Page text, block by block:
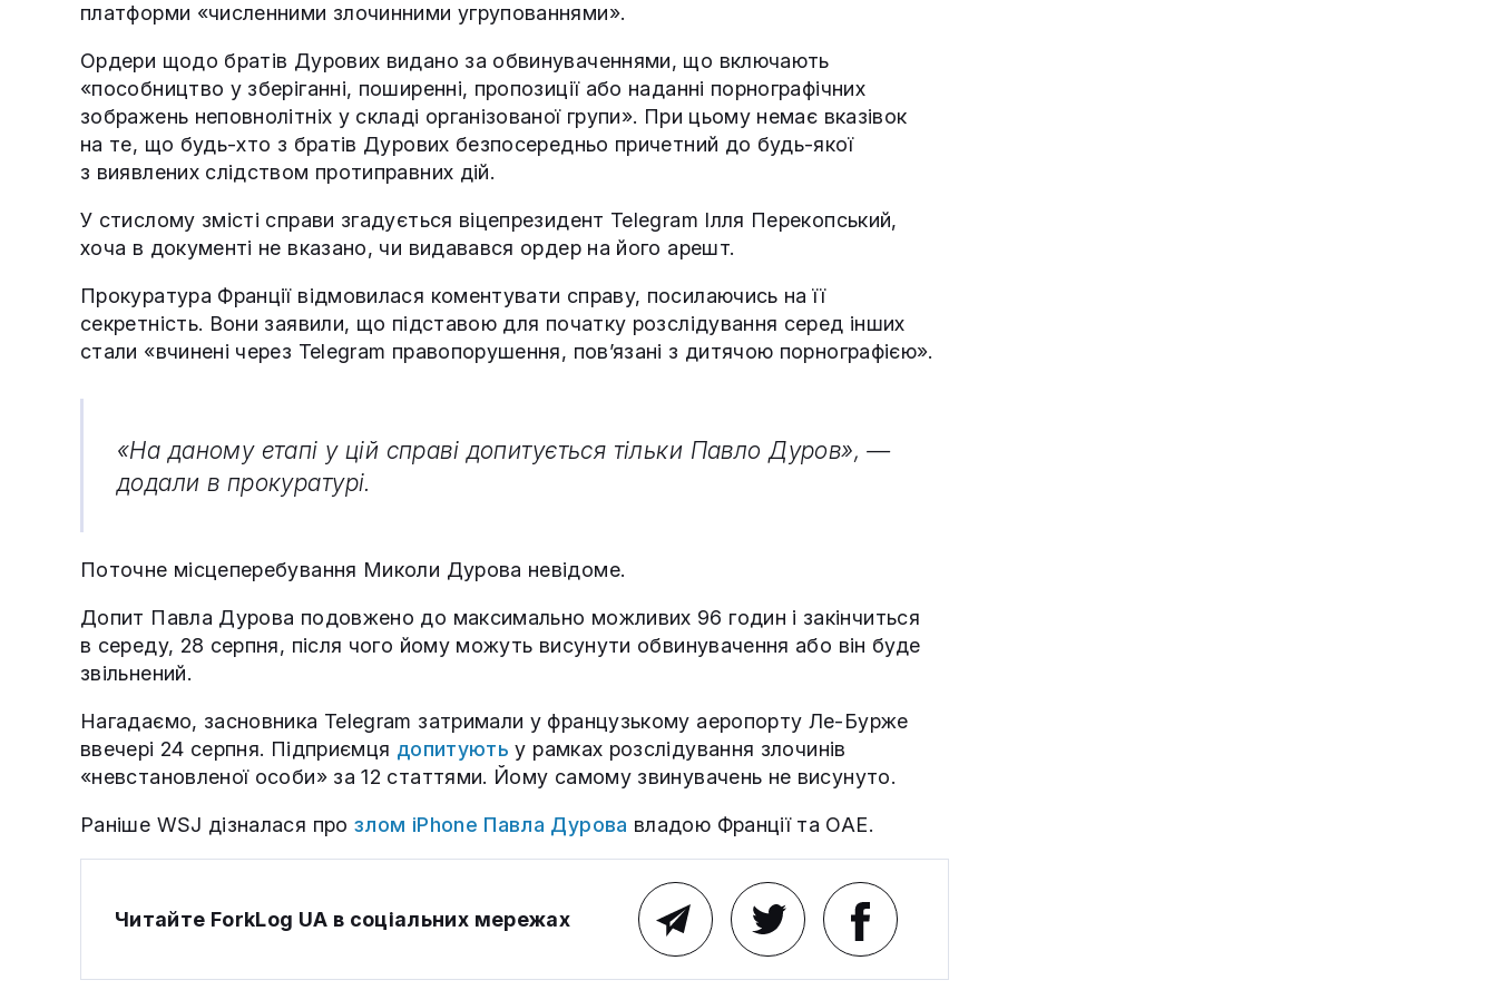
платформи «численними злочинними угрупованнями».
Ордери щодо братів Дурових видано за обвинуваченнями, що включають
«пособництво у зберіганні, поширенні, пропозиції або наданні порнографічних
зображень неповнолітніх у складі організованої групи». При цьому немає вказівок
на те, що будь-хто з братів Дурових безпосередньо причетний до будь-якої
з виявлених слідством протиправних дій.
У стислому змісті справи згадується віцепрезидент Telegram Ілля Перекопський,
хоча в документі не вказано, чи видавався ордер на його арешт.
Прокуратура Франції відмовилася коментувати справу, посилаючись на її
секретність. Вони заявили, що підставою для початку розслідування серед інших
стали «вчинені через Telegram правопорушення, пов’язані з дитячою порнографією».
«На даному етапі у цій справі допитується тільки Павло Дуров», —
додали в прокуратурі.
Поточне місцеперебування Миколи Дурова невідоме.
Допит Павла Дурова подовжено до максимально можливих 96 годин і закінчиться
в середу, 28 серпня, після чого йому можуть висунути обвинувачення або він буде
звільнений.
Нагадаємо, засновника Telegram затримали у французькому аеропорту Ле-Бурже
ввечері 24 серпня. Підприємця допитують у рамках розслідування злочинів
«невстановленої особи» за 12 статтями. Йому самому звинувачень не висунуто.
Раніше WSJ дізналася про злом iPhone Павла Дурова владою Франції та ОАЕ.
Читайте ForkLog UA в соціальних мережах